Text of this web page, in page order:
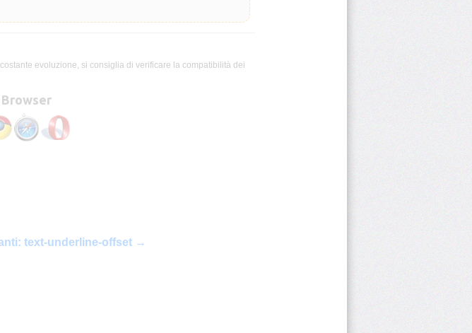
evoluzione, si consiglia di verificare la compatibilità dei
text-underline-offset →